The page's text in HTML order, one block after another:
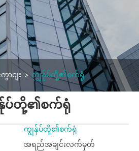
ငျး ကျွန်ုပ်တို့၏စက်ရုံ
ပ်တို့၏စက်ရုံ
ကျွန်ုပ်တို့၏စက်ရုံ
အရည်အချင်းလက်မှတ်